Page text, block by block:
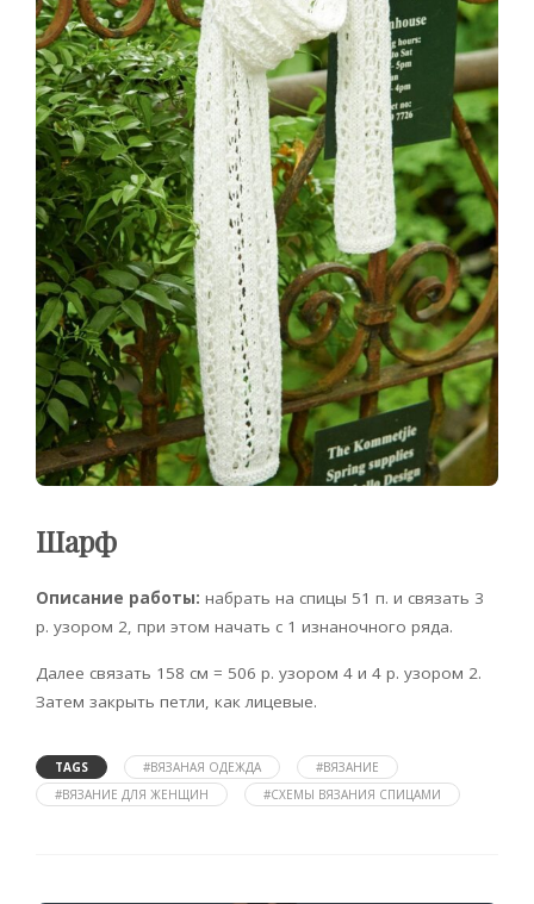
Шарф
Описание работы: набрать на спицы 51 п. и связать 3
р. узором 2, при этом начать с 1 изнаночного ряда.
Далее связать 158 см = 506 р. узором 4 и 4 р. узором 2.
Затем закрыть петли, как лицевые.
TAGS #ВЯЗАНАЯ ОДЕЖДА
#ВЯЗАНИЕ
#ВЯЗАНИЕ ДЛЯ ЖЕНЩИН
#СХЕМЫ ВЯЗАНИЯ СПИЦАМИ